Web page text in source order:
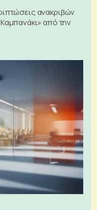
ανακριβών
από την